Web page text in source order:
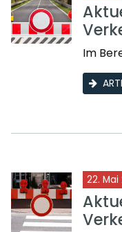
Im
22. Mai